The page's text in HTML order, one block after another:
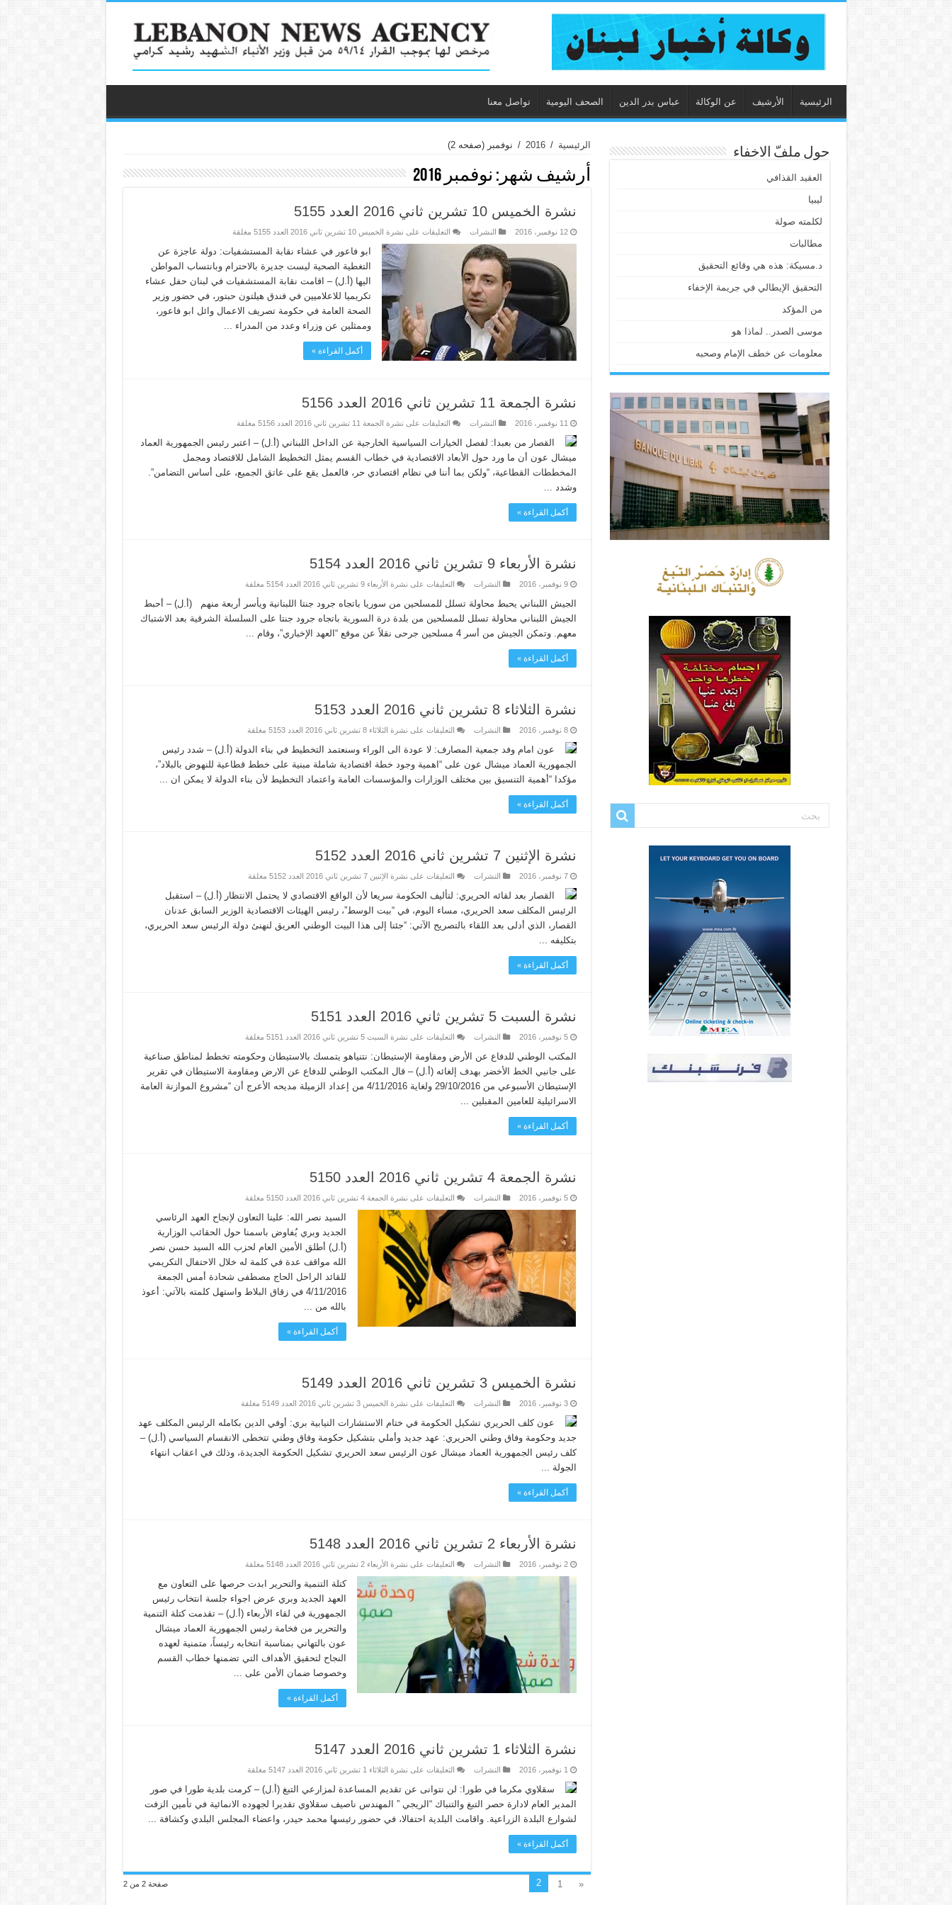
الرئيسية الأرشيف عن الوكالة عباس بدر الدين الصحف اليومية تواصل معنا
الرئيسية /
2016
/ نوفمبر (صفحه 2)
أرشيف شهر: نوفمبر 2016
نشرة الخميس 10 تشرين ثاني 2016 العدد 5155
12 نوفمبر، 2016 النشرات التعليقات على نشرة الخميس 10 تشرين ثاني 2016 العدد 5155 مغلقة
ابو فاعور في عشاء نقابة المستشفيات: دولة عاجزة عن
التغطية الصحية ليست جديرة بالاحترام وبانتساب المواطن
اليها (أ.ل) – اقامت نقابة المستشفيات في لبنان حفل عشاء
تكريميا للاعلاميين في فندق هيلتون حبتور، في حضور وزير
الصحة العامة في حكومة تصريف الاعمال وائل ابو فاعور،
وممثلين عن وزراء وعدد من المدراء ...
أكمل القراءة »
نشرة الجمعة 11 تشرين ثاني 2016 العدد 5156
11 نوفمبر، 2016 النشرات التعليقات على نشرة الجمعة 11 تشرين ثاني 2016 العدد 5156 مغلقة
القصار من بعبدا: لفصل الخيارات السياسية الخارجية عن الداخل اللبناني (أ.ل) – اعتبر رئيس الجمهورية العماد
ميشال عون أن ما ورد حول الأبعاد الاقتصادية في خطاب القسم يمثل التخطيط الشامل للاقتصاد ومجمل
المخططات القطاعية، “ولكن بما أننا في نظام اقتصادي حر، فالعمل يقع على عاتق الجميع، على أساس التضامن”.
وشدد ...
أكمل القراءة »
نشرة الأربعاء 9 تشرين ثاني 2016 العدد 5154
9 نوفمبر، 2016 النشرات التعليقات على نشرة الأربعاء 9 تشرين ثاني 2016 العدد 5154 مغلقة
الجيش اللبناني يحبط محاولة تسلل للمسلحين من سوريا باتجاه جرود جنتا اللبنانية ويأسر أربعة منهم (أ.ل) – أحبط
الجيش اللبناني محاولة تسلل للمسلحين من بلدة درة السورية باتجاه جرود جنتا على السلسلة الشرقية بعد الاشتباك
معهم. وتمكن الجيش من أسر 4 مسلحين جرحى نقلاً عن موقع “العهد الإخباري”، وقام ...
أكمل القراءة »
نشرة الثلاثاء 8 تشرين ثاني 2016 العدد 5153
8 نوفمبر، 2016 النشرات التعليقات على نشرة الثلاثاء 8 تشرين ثاني 2016 العدد 5153 مغلقة
عون امام وفد جمعية المصارف: لا عودة الى الوراء وسنعتمد التخطيط في بناء الدولة (أ.ل) – شدد رئيس
الجمهورية العماد ميشال عون على “اهمية وجود خطة اقتصادية شاملة مبنية على خطط قطاعية للنهوض بالبلاد”،
مؤكدا “أهمية التنسيق بين مختلف الوزارات والمؤسسات العامة واعتماد التخطيط لأن بناء الدولة لا يمكن ان ...
أكمل القراءة »
نشرة الإثنين 7 تشرين ثاني 2016 العدد 5152
7 نوفمبر، 2016 النشرات التعليقات على نشرة الإثنين 7 تشرين ثاني 2016 العدد 5152 مغلقة
القصار بعد لقائه الحريري: لتأليف الحكومة سريعا لأن الواقع الاقتصادي لا يحتمل الانتظار (أ.ل) – استقبل
الرئيس المكلف سعد الحريري، مساء اليوم، في “بيت الوسط”، رئيس الهيئات الاقتصادية الوزير السابق عدنان
القصار، الذي أدلى بعد اللقاء بالتصريح الآتي: “جئنا إلى هذا البيت الوطني العريق لنهنئ دولة الرئيس سعد الحريري،
بتكليفه ...
أكمل القراءة »
نشرة السبت 5 تشرين ثاني 2016 العدد 5151
5 نوفمبر، 2016 النشرات التعليقات على نشرة السبت 5 تشرين ثاني 2016 العدد 5151 مغلقة
المكتب الوطني للدفاع عن الأرض ومقاومة الإستيطان: نتنياهو يتمسك بالاستيطان وحكومته تخطط لمناطق صناعية
على جانبي الخط الأخضر بهدف إلغائه (أ.ل) – قال المكتب الوطني للدفاع عن الارض ومقاومة الاستيطان في تقرير
الإستيطان الأسبوعي من 29/10/2016 ولغاية 4/11/2016 من إعداد الزميلة مديحه الأعرج أن “مشروع الموازنة العامة
الاسرائيلية للعامين المقبلين ...
أكمل القراءة »
نشرة الجمعة 4 تشرين ثاني 2016 العدد 5150
5 نوفمبر، 2016 النشرات التعليقات على نشرة الجمعة 4 تشرين ثاني 2016 العدد 5150 مغلقة
السيد نصر الله: علينا التعاون لإنجاح العهد الرئاسي
الجديد وبري يُفاوض باسمنا حول الحقائب الوزارية
(أ.ل) أطلق الأمين العام لحزب الله السيد حسن نصر
الله مواقف عدة في كلمة له خلال الاحتفال التكريمي
للقائد الراحل الحاج مصطفى شحادة أمس الجمعة
4/11/2016 في زقاق البلاط واستهل كلمته بالآتي: أعوذ
بالله من ...
أكمل القراءة »
نشرة الخميس 3 تشرين ثاني 2016 العدد 5149
3 نوفمبر، 2016 النشرات التعليقات على نشرة الخميس 3 تشرين ثاني 2016 العدد 5149 مغلقة
عون كلف الحريري تشكيل الحكومة في ختام الاستشارات النيابية بري: أوفي الدين بكامله الرئيس المكلف عهد
جديد وحكومة وفاق وطني الحريري: عهد جديد وأملي بتشكيل حكومة وفاق وطني تتخطى الانقسام السياسي (أ.ل) –
كلف رئيس الجمهورية العماد ميشال عون الرئيس سعد الحريري تشكيل الحكومة الجديدة، وذلك في اعقاب انتهاء
الجولة ...
أكمل القراءة »
نشرة الأربعاء 2 تشرين ثاني 2016 العدد 5148
2 نوفمبر، 2016 النشرات التعليقات على نشرة الأربعاء 2 تشرين ثاني 2016 العدد 5148 مغلقة
كتلة التنمية والتحرير ابدت حرصها على التعاون مع
العهد الجديد وبري عرض اجواء جلسة انتخاب رئيس
الجمهورية في لقاء الأربعاء (أ.ل) – تقدمت كتلة التنمية
والتحرير من فخامة رئيس الجمهورية العماد ميشال
عون بالتهاني بمناسبة انتخابه رئيساً، متمنية لعهده
النجاح لتحقيق الأهداف التي تضمنها خطاب القسم
وخصوصا ضمان الأمن على ...
أكمل القراءة »
نشرة الثلاثاء 1 تشرين ثاني 2016 العدد 5147
1 نوفمبر، 2016 النشرات التعليقات على نشرة الثلاثاء 1 تشرين ثاني 2016 العدد 5147 مغلقة
سقلاوي مكرما في طورا: لن نتوانى عن تقديم المساعدة لمزارعي التبغ (أ.ل) – كرمت بلدية طورا في صور
المدير العام لادارة حصر التبغ والتنباك “الريجي ” المهندس ناصيف سقلاوي تقديرا لجهوده الانمائية في تأمين الزفت
لشوارع البلدة الزراعية. واقامت البلدية احتفالا، في حضور رئيسها محمد حيدر، واعضاء المجلس البلدي وكشافة ...
أكمل القراءة »
صفحة 2 من 2 «
1
2
حول ملفّ الاخفاء
العقيد القذافي
ليبيا
لكلمته صولة
مطالبات
د.مسيكة: هذه هي وقائع التحقيق
التحقيق الإيطالي في جريمة الإخفاء
من المؤكد
موسى الصدر.. لماذا هو
معلومات عن خطف الإمام وصحبه